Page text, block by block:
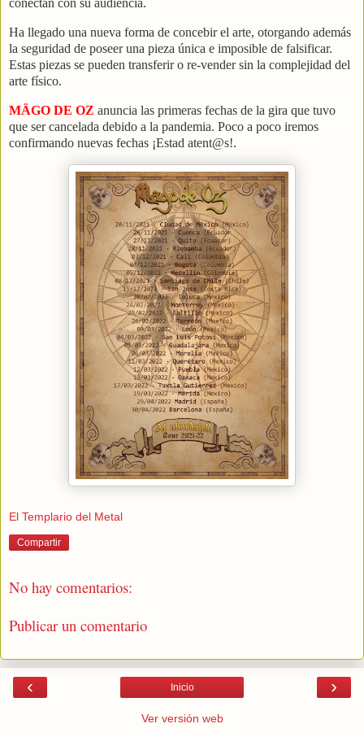
conectan con su audiencia.
Ha llegado una nueva forma de concebir el arte, otorgando además
la seguridad de poseer una pieza única e imposible de falsificar.
Estas piezas se pueden transferir o re-vender sin la complejidad del
arte físico.
MÄGO DE OZ anuncia las primeras fechas de la gira que tuvo
que ser cancelada debido a la pandemia. Poco a poco iremos
confirmando nuevas fechas ¡Estad atent@s!.
El Templario del Metal
Compartir
No hay comentarios:
Publicar un comentario
‹ ›
Inicio
Ver versión web